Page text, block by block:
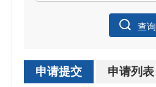
查询
申请提交 申请列表